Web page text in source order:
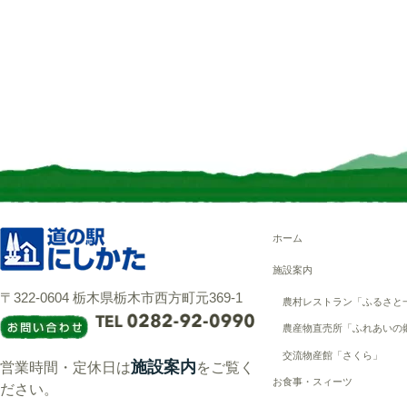
〒322-0604 栃木県栃木市西方町元369-1
営業時間・定休日は施設案内をご覧く
ださい。
ホーム
施設案内
農村レストラン「ふるさと
農産物直売所「ふれあいの
交流物産館「さくら」
お食事・スィーツ